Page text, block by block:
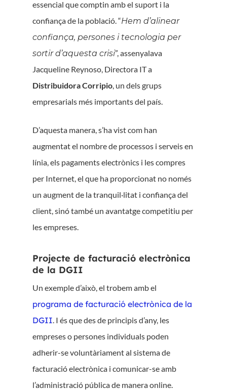
essencial que comptin amb el suport i la
confiança de la població. “Hem d’alinear
confiança, persones i tecnologia per
sortir d’aquesta crisi”, assenyalava
Jacqueline Reynoso, Directora IT a
Distribuidora Corripio, un dels grups
empresarials més importants del país.
D’aquesta manera, s’ha vist com han
augmentat el nombre de processos i serveis en
línia, els pagaments electrònics i les compres
per Internet, el que ha proporcionat no només
un augment de la tranquil·litat i confiança del
client, sinó també un avantatge competitiu per
les empreses.
Projecte de facturació electrònica
de la DGII
Un exemple d’això, el trobem amb el
programa de facturació electrònica de la
DGII. I és que des de principis d’any, les
empreses o persones individuals poden
adherir-se voluntàriament al sistema de
facturació electrònica i comunicar-se amb
l’administració pública de manera online.